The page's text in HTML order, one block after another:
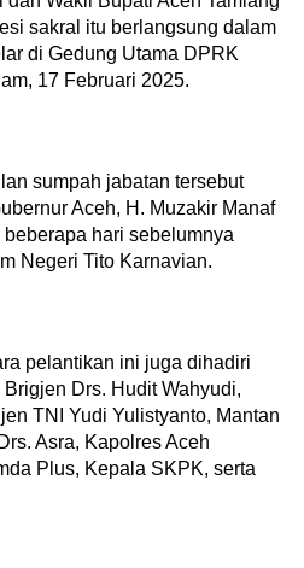
sakral itu berlangsung dalam
di Gedung Utama DPRK
17 Februari 2025.
sumpah jabatan tersebut
Aceh, H. Muzakir Manaf
hari sebelumnya
Negeri Tito Karnavian.
pelantikan ini juga dihadiri
Drs. Hudit Wahyudi,
TNI Yudi Yulistyanto, Mantan
Asra, Kapolres Aceh
Plus, Kepala SKPK, serta